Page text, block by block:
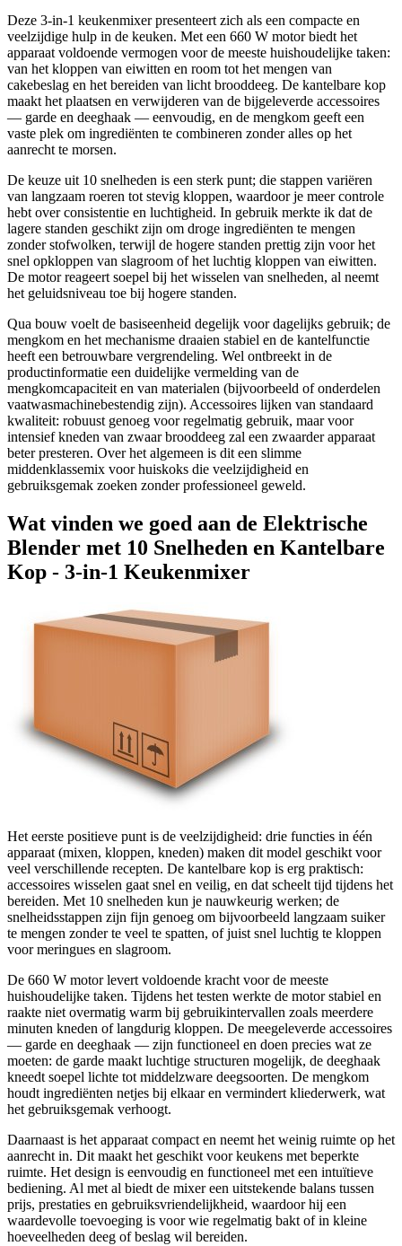
Deze 3-in-1 keukenmixer presenteert zich als een compacte en
veelzijdige hulp in de keuken. Met een 660 W motor biedt het
apparaat voldoende vermogen voor de meeste huishoudelijke taken:
van het kloppen van eiwitten en room tot het mengen van
cakebeslag en het bereiden van licht brooddeeg. De kantelbare kop
maakt het plaatsen en verwijderen van de bijgeleverde accessoires
— garde en deeghaak — eenvoudig, en de mengkom geeft een
vaste plek om ingrediënten te combineren zonder alles op het
aanrecht te morsen.
De keuze uit 10 snelheden is een sterk punt; die stappen variëren
van langzaam roeren tot stevig kloppen, waardoor je meer controle
hebt over consistentie en luchtigheid. In gebruik merkte ik dat de
lagere standen geschikt zijn om droge ingrediënten te mengen
zonder stofwolken, terwijl de hogere standen prettig zijn voor het
snel opkloppen van slagroom of het luchtig kloppen van eiwitten.
De motor reageert soepel bij het wisselen van snelheden, al neemt
het geluidsniveau toe bij hogere standen.
Qua bouw voelt de basiseenheid degelijk voor dagelijks gebruik; de
mengkom en het mechanisme draaien stabiel en de kantelfunctie
heeft een betrouwbare vergrendeling. Wel ontbreekt in de
productinformatie een duidelijke vermelding van de
mengkomcapaciteit en van materialen (bijvoorbeeld of onderdelen
vaatwasmachinebestendig zijn). Accessoires lijken van standaard
kwaliteit: robuust genoeg voor regelmatig gebruik, maar voor
intensief kneden van zwaar brooddeeg zal een zwaarder apparaat
beter presteren. Over het algemeen is dit een slimme
middenklassemix voor huiskoks die veelzijdigheid en
gebruiksgemak zoeken zonder professioneel geweld.
Wat vinden we goed aan de Elektrische
Blender met 10 Snelheden en Kantelbare
Kop - 3-in-1 Keukenmixer
Het eerste positieve punt is de veelzijdigheid: drie functies in één
apparaat (mixen, kloppen, kneden) maken dit model geschikt voor
veel verschillende recepten. De kantelbare kop is erg praktisch:
accessoires wisselen gaat snel en veilig, en dat scheelt tijd tijdens het
bereiden. Met 10 snelheden kun je nauwkeurig werken; de
snelheidsstappen zijn fijn genoeg om bijvoorbeeld langzaam suiker
te mengen zonder te veel te spatten, of juist snel luchtig te kloppen
voor meringues en slagroom.
De 660 W motor levert voldoende kracht voor de meeste
huishoudelijke taken. Tijdens het testen werkte de motor stabiel en
raakte niet overmatig warm bij gebruikintervallen zoals meerdere
minuten kneden of langdurig kloppen. De meegeleverde accessoires
— garde en deeghaak — zijn functioneel en doen precies wat ze
moeten: de garde maakt luchtige structuren mogelijk, de deeghaak
kneedt soepel lichte tot middelzware deegsoorten. De mengkom
houdt ingrediënten netjes bij elkaar en vermindert kliederwerk, wat
het gebruiksgemak verhoogt.
Daarnaast is het apparaat compact en neemt het weinig ruimte op het
aanrecht in. Dit maakt het geschikt voor keukens met beperkte
ruimte. Het design is eenvoudig en functioneel met een intuïtieve
bediening. Al met al biedt de mixer een uitstekende balans tussen
prijs, prestaties en gebruiksvriendelijkheid, waardoor hij een
waardevolle toevoeging is voor wie regelmatig bakt of in kleine
hoeveelheden deeg of beslag wil bereiden.